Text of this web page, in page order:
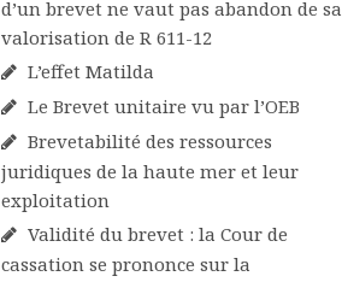
d’un brevet ne vaut pas abandon de sa
valorisation de R 611-12
L’effet Matilda
Le Brevet unitaire vu par l’OEB
Brevetabilité des ressources
juridiques de la haute mer et leur
exploitation
Validité du brevet : la Cour de
cassation se prononce sur la